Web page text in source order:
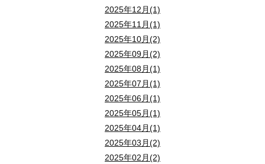
2025年12月(1)
2025年11月(1)
2025年10月(2)
2025年09月(2)
2025年08月(1)
2025年07月(1)
2025年06月(1)
2025年05月(1)
2025年04月(1)
2025年03月(2)
2025年02月(2)